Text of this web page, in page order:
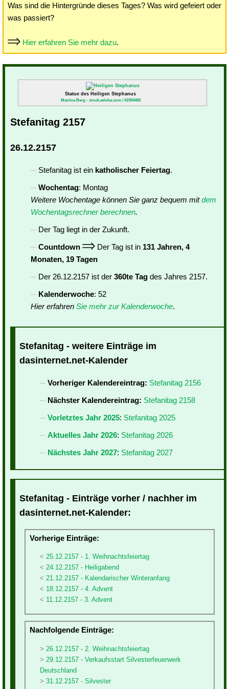
Was sind die Hintergründe dieses Tages? Was wird gefeiert oder
was passiert?
Hier erfahren Sie mehr dazu.
Statue des Heiligen Stephanus
Martina Berg - stock.adobe.com / 41934450
Stefanitag 2157
26.12.2157
Stefanitag ist ein katholischer Feiertag.
Wochentag: Montag
Weitere Wochentage können Sie ganz bequem mitdem
Wochentagsrechner berechnen.
Der Tag liegt in der Zukunft.
Countdown
Der Tag ist in 131 Jahren, 4
Monaten, 19 Tagen
Der 26.12.2157 ist der 360te Tag des Jahres 2157.
Kalenderwoche: 52
Hier erfahren Sie mehr zur Kalenderwoche.
Stefanitag - weitere Einträge im
dasinternet.net-Kalender
Vorheriger Kalendereintrag: Stefanitag 2156
Nächster Kalendereintrag: Stefanitag 2158
Vorletztes Jahr 2025: Stefanitag 2025
Aktuelles Jahr 2026: Stefanitag 2026
Nächstes Jahr 2027: Stefanitag 2027
Stefanitag - Einträge vorher / nachher im
dasinternet.net-Kalender:
Vorherige Einträge:
25.12.2157 - 1. Weihnachtsfeiertag
24.12.2157 - Heiligabend
21.12.2157 - Kalendarischer Winteranfang
18.12.2157 - 4. Advent
11.12.2157 - 3. Advent
Nachfolgende Einträge:
26.12.2157 - 2. Weihnachtsfeiertag
29.12.2157 - Verkaufsstart Silvesterfeuerwerk
Deutschland
31.12.2157 - Silvester